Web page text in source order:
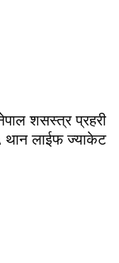
शसस्त्र प्रहरी
थान लाईफ ज्याकेट